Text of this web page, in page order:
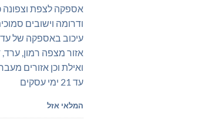
אספקה לצפת וצפונה
ודרומה וישובים
עיכוב באספקה של עד 14 ימי עסקים
אזור מצפה רמון,
ואילת וכן אזורים
עד 21 ימי עסקים
המלאי אזל